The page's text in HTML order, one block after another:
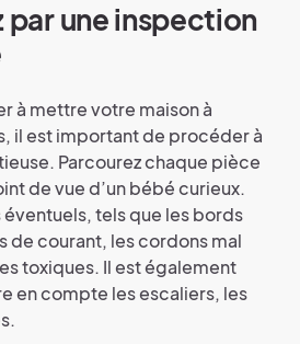
une inspection
à mettre votre maison à
il est important de procéder à
Parcourez chaque pièce
de vue d’un bébé curieux.
tels que les bords
de courant, les cordons mal
toxiques. Il est également
en compte les escaliers, les